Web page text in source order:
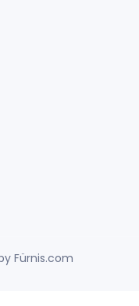
Fürnis.com